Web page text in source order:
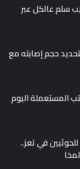
سلم عالكل عبر
حجم إصابته مع
المستعملة اليوم
في تعز..